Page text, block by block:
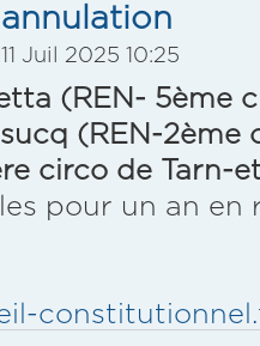
Juil 2025 10:25
(REN- 5ème
(REN-
circo de Tarn-
pour un an en